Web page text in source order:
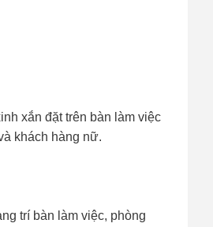
xắn đặt trên bàn làm việc
khách hàng nữ.
trí bàn làm việc, phòng